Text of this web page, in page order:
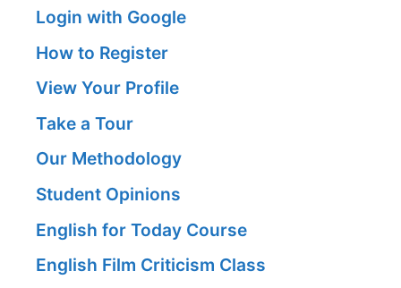
Login with Google
How to Register
View Your Profile
Take a Tour
Our Methodology
Student Opinions
English for Today Course
English Film Criticism Class